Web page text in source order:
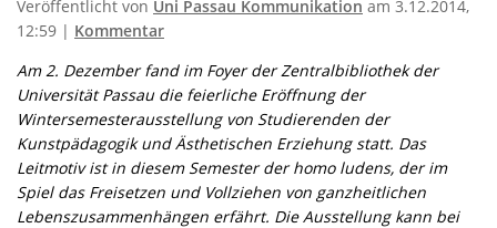
Veröffentlicht von Uni Passau Kommunikation am 3.12.2014,
12:59 | Kommentar
Am 2. Dezember fand im Foyer der Zentralbibliothek der
Universität Passau die feierliche Eröffnung der
Wintersemesterausstellung von Studierenden der
Kunstpädagogik und Ästhetischen Erziehung statt. Das
Leitmotiv ist in diesem Semester der homo ludens, der im
Spiel das Freisetzen und Vollziehen von ganzheitlichen
Lebenszusammenhängen erfährt. Die Ausstellung kann bei